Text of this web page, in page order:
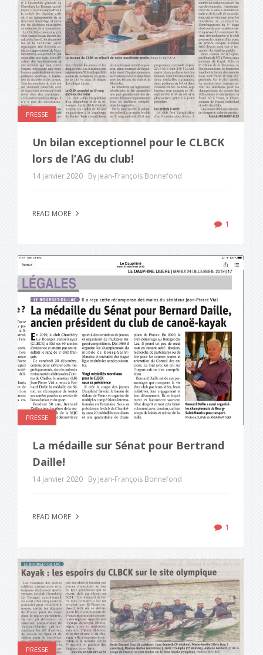
PRESSE
Un bilan exceptionnel pour le CLBCK
lors de l’AG du club!
14 janvier 2020 By Jean-François Bonnefond
READ MORE
1
PRESSE
La médaille sur Sénat pour Bertrand
Daille!
14 janvier 2020 By Jean-François Bonnefond
READ MORE
1
PRESSE